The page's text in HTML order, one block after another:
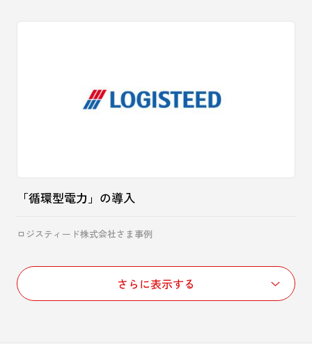
「循環型電力」の導入
ロジスティード株式会社さま事例
さらに表示する